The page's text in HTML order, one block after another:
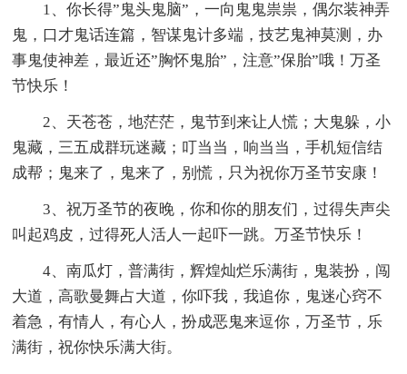
1、你长得”鬼头鬼脑”，一向鬼鬼祟祟，偶尔装神弄
鬼，口才鬼话连篇，智谋鬼计多端，技艺鬼神莫测，办
事鬼使神差，最近还”胸怀鬼胎”，注意”保胎”哦！万圣
节快乐！
2、天苍苍，地茫茫，鬼节到来让人慌；大鬼躲，小
鬼藏，三五成群玩迷藏；叮当当，响当当，手机短信结
成帮；鬼来了，鬼来了，别慌，只为祝你万圣节安康！
3、祝万圣节的夜晚，你和你的朋友们，过得失声尖
叫起鸡皮，过得死人活人一起吓一跳。万圣节快乐！
4、南瓜灯，普满街，辉煌灿烂乐满街，鬼装扮，闯
大道，高歌曼舞占大道，你吓我，我追你，鬼迷心窍不
着急，有情人，有心人，扮成恶鬼来逗你，万圣节，乐
满街，祝你快乐满大街。